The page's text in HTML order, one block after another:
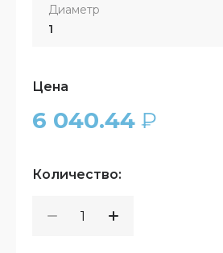
Диаметр
1
Цена
6 040.44 ₽
Количество: